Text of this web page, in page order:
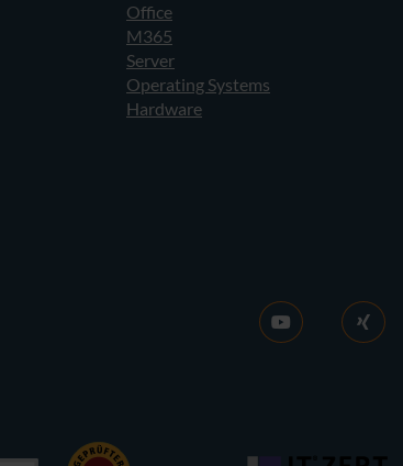
Office
M365
Server
Operating Systems
Hardware